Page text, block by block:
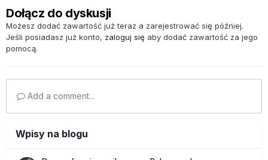
Dołącz do dyskusji
Możesz dodać zawartość już teraz a zarejestrować się później.
Jeśli posiadasz już konto, zaloguj się aby dodać zawartość za jego
pomocą.
Add a comment...
Wpisy na blogu